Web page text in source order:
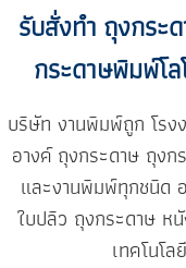
รับสั่งทำ ถุงกระ
กระดาษพิมพ์โล
บริษัท งานพิมพ์ถูก โร
อางค์ถุงกระดาษ ถุงก
และงานพิมพ์ทุกชนิด
ใบปลิว ถุงกระดาษ
เทคโนโ